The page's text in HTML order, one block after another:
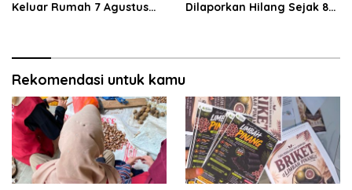
Keluar Rumah 7 Agustus
Dilaporkan Hilang Sejak 8
Rekomendasi untuk kamu